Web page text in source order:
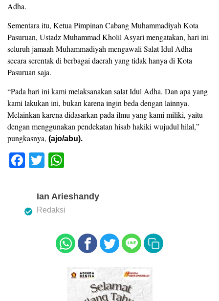
Adha.
Sementara itu, Ketua Pimpinan Cabang Muhammadiyah Kota
Pasuruan, Ustadz Muhammad Kholil Asyari mengatakan, hari ini
seluruh jamaah Muhammadiyah mengawali Salat Idul Adha
secara serentak di berbagai daerah yang tidak hanya di Kota
Pasuruan saja.
“Pada hari ini kami melaksanakan salat Idul Adha. Dan apa yang
kami lakukan ini, bukan karena ingin beda dengan lainnya.
Melainkan karena didasarkan pada ilmu yang kami miliki, yaitu
dengan menggunakan pendekatan hisab hakiki wujudul hilal,”
pungkasnya, (ajo/abu).
F
e
T
tt
er
at
s
p
p
Ian Arieshandy
Redaksi